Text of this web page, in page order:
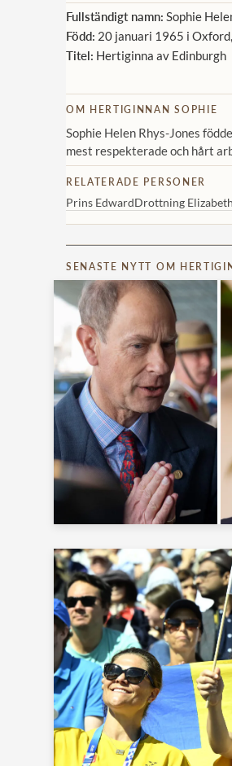
Fullständigt namn: Sophie
Född: 20 januari 1965 i
Titel: Hertiginna av Edinburgh
OM HERTIGINNAN SOPHIE
Sophie Helen Rhys-Jones
mest respekterade och hårt
RELATERADE PERSONER
Prins EdwardDrottning Elizabeth
SENASTE NYTT OM